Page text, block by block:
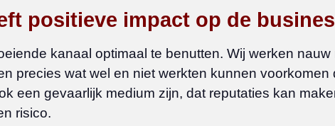
positieve impact op de
kanaal optimaal te benutten. Wij werken nauw
precies wat wel en niet werkten kunnen voorkomen
een gevaarlijk medium zijn, dat reputaties kan
risico.